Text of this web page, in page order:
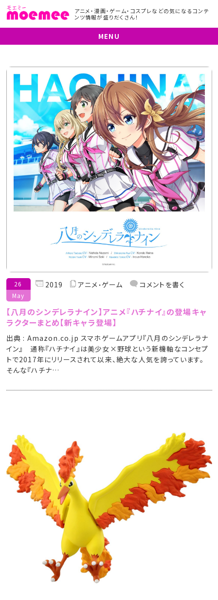
アニメ・漫画・ゲーム・コスプレなどの気になるコンテ
ンツ情報が盛りだくさん！
MENU
26
May
2019 アニメ ゲーム コメントを書く
【八月のシンデレラナイン】アニメ『ハチナイ』の登場キャ
ラクターまとめ【新キャラ登場】
出典 : Amazon.co.jp スマホゲームアプリ『八月のシンデレラナ
イン』 通称『ハチナイ』は美少女×野球という新機軸なコンセプ
トで2017年にリリースされて以来、絶大な人気を誇っています。
そんな『ハチナ…